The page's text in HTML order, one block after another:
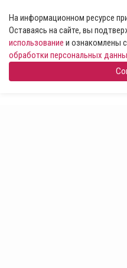
На информационном ресурсе
Оставаясь на сайте, вы
использование и ознакомлены с
обработки персональных